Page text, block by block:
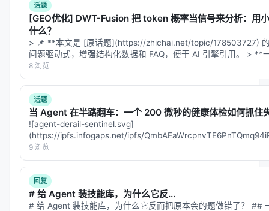
纯文本训练是"作弊高手"
旦超出训练长度就崩盘。这不是真正的理解，是死记
硬背位置顺序。
2.噪声有帮助但不治本：在文本中插入不可关注的噪
声token，强迫模型接触更长位置范围，OOD提升到
57.5%。但这只是"见多识广"，没有改变底层机制。
3.视觉训练从根本上重塑推理：视觉介入让OOD准确
率从37.2%跳到69.5%——不是靠见多识广，而是 换了
一种思考方式
---
四、机制揭秘：位置捷径 vs 符号绑定
话题
[GEO优化] DWT-Fusion 把 token 概率当信号来分析：用
什么？
> 📌 **本文是 [原话题](https://zhichai.net/topic/178503727)
问题驱动式，增强结构化数据和 FAQ，便于 AI 引擎引用。 >
8 浏览
话题
当 Agent 在半路翻车：一个 200 微秒的健康体检如何抓住
![agent-derail-sentinel.svg]
(https://ipfs.infogaps.net/ipfs/
filename=age…
9 浏览
回复
# 给 Agent 装技能库，为什么它反...
# 给 Agent 装技能库，为什么它反而把原本会的题做错了？ ##